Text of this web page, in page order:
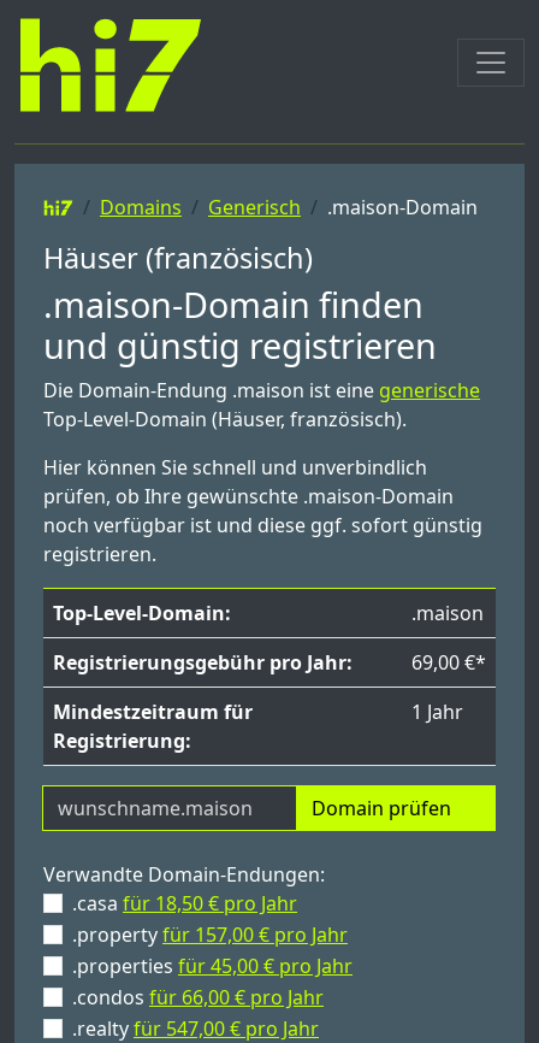
Domains Generisch .maison-Domain
Häuser (französisch)
.maison-Domain finden
und günstig registrieren
Die Domain-Endung .maison ist eine generische
Top-Level-Domain (Häuser, französisch).
Hier können Sie schnell und unverbindlich
prüfen, ob Ihre gewünschte .maison-Domain
noch verfügbar ist und diese ggf. sofort günstig
registrieren.
Top-Level-Domain:
.maison
Registrierungsgebühr pro Jahr:
69,00 €*
Mindestzeitraum für
Registrierung:
1 Jahr
Domain prüfen
Verwandte Domain-Endungen:
.casa für 18,50 € pro Jahr
.propertyfür 157,00 € pro Jahr
.properties für 45,00 € pro Jahr
.condos für 66,00 € pro Jahr
.realtyfür 547,00 € pro Jahr